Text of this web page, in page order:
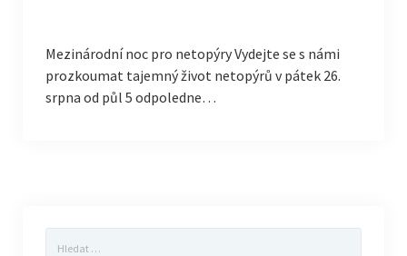
Mezinárodní noc pro netopýry Vydejte se s námi
prozkoumat tajemný život netopýrů v pátek 26.
srpna od půl 5 odpoledne…